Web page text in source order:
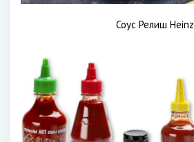
Соус Релиш Heinz